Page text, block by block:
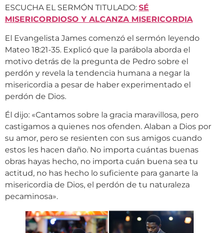
ESCUCHA EL SERMÓN TITULADO: SÉ
MISERICORDIOSO Y ALCANZA MISERICORDIA
El Evangelista James comenzó el sermón leyendo
Mateo 18:21-35. Explicó que la parábola aborda el
motivo detrás de la pregunta de Pedro sobre el
perdón y revela la tendencia humana a negar la
misericordia a pesar de haber experimentado el
perdón de Dios.
Él dijo: «Cantamos sobre la gracia maravillosa, pero
castigamos a quienes nos ofenden. Alaban a Dios por
su amor, pero se resienten con sus amigos cuando
estos les hacen daño. No importa cuántas buenas
obras hayas hecho, no importa cuán buena sea tu
actitud, no has hecho lo suficiente para ganarte la
misericordia de Dios, el perdón de tu naturaleza
pecaminosa».